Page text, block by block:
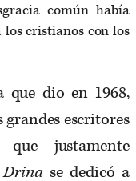
común había
cristianos con los
que dio en 1968,
escritores
que justamente
Drina se dedicó a